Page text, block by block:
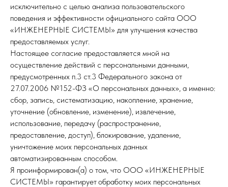
исключительно с целью анализа пользовательского
поведения и эффективности официального сайта ООО
«ИНЖЕНЕРНЫЕ СИСТЕМЫ» для улучшения качества
предоставляемых услуг.
Настоящее согласие предоставляется мной на
осуществление действий с персональными данными,
предусмотренных п.3 ст.3 Федерального закона от
27.07.2006 №152-ФЗ «О персональных данных», а именно:
сбор, запись, систематизацию, накопление, хранение,
уточнение (обновление, изменение), извлечение,
использование, передачу (распространение,
предоставление, доступ), блокирование, удаление,
уничтожение моих персональных данных
автоматизированным способом.
Я проинформирован(а) о том, что ООО «ИНЖЕНЕРНЫЕ
СИСТЕМЫ» гарантируетобработку моих персональных